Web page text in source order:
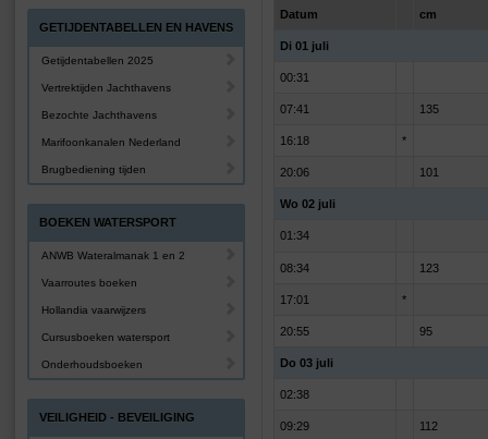
Datum
cm
Di 01 juli
00:31
07:41 135
16:18 *
20:06 101
Wo 02 juli
01:34
08:34 123
17:01 *
20:55 95
Do 03 juli
02:38
09:29 112
GETIJDENTABELLEN EN HAVENS
Getijdentabellen 2025
Vertrektijden Jachthavens
Bezochte Jachthavens
Marifoonkanalen Nederland
Brugbediening tijden
BOEKEN WATERSPORT
ANWB Wateralmanak 1 en 2
Vaarroutes boeken
Hollandia vaarwijzers
Cursusboeken watersport
Onderhoudsboeken
VEILIGHEID - BEVEILIGING